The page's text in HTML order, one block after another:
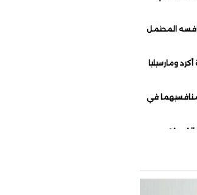
المحتمل
ومارسيليا
منافسيهما في
القصة؟
انتقادات